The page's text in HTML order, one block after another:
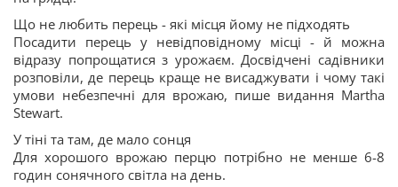
Що не любить перець - які місця йому не підходять
Посадити перець у невідповідному місці - й можна
відразу попрощатися з урожаєм. Досвідчені садівники
розповіли, де перець краще не висаджувати і чому такі
умови небезпечні для врожаю, пише видання Martha
Stewart.
У тіні та там, де мало сонця
Для хорошого врожаю перцю потрібно не менше 6-8
годин сонячного світла на день.